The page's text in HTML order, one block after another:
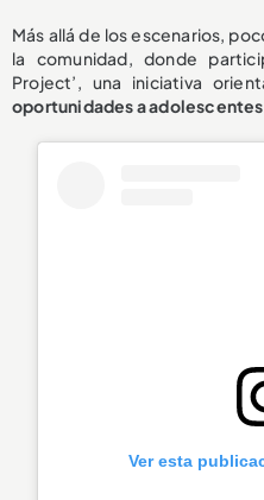
Más allá de los escenarios,
la comunidad, donde
Project’, una iniciativa
oportunidades a
Ver esta